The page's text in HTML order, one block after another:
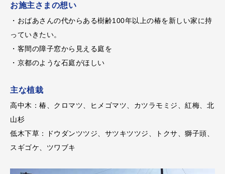
お施主さまの想い
・おばあさんの代からある樹齢100年以上の椿を新しい家に持
っていきたい。
・客間の障子窓から見える庭を
・京都のような石庭がほしい
主な植栽
高中木：椿、クロマツ、ヒメゴマツ、カツラモミジ、紅梅、北
山杉
低木下草：ドウダンツツジ、サツキツツジ、トクサ、獅子頭、
スギゴケ、ツワブキ